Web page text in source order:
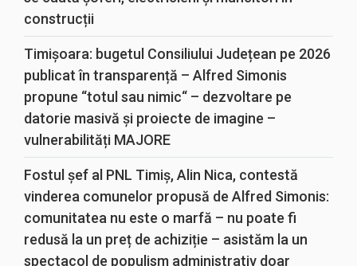
construcții
Timișoara: bugetul Consiliului Județean pe 2026
publicat în transparență – Alfred Simonis
propune “totul sau nimic“ – dezvoltare pe
datorie masivă și proiecte de imagine –
vulnerabilități MAJORE
Fostul șef al PNL Timiș, Alin Nica, contestă
vinderea comunelor propusă de Alfred Simonis:
comunitatea nu este o marfă – nu poate fi
redusă la un preț de achiziție – asistăm la un
spectacol de populism administrativ doar